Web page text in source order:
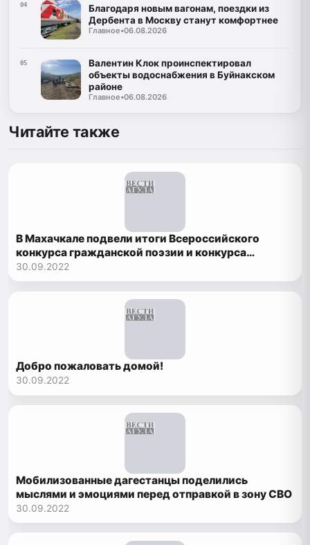
04
Благодаря новым вагонам, поездки из
Дербента в Москву станут комфортнее
Главное•06.08.2026
05
Валентин Клок проинспектировал
объекты водоснабжения в Буйнакском
районе
Главное•06.08.2026
Читайте также
В Махачкале подвели итоги Всероссийского
конкурса гражданской поэзии и конкурса
переводчиков имени Эфенди Капиева
30.09.2022
Добро пожаловать домой!
30.09.2022
Мобилизованные дагестанцы поделились
мыслями и эмоциями перед отправкой в зону СВО
30.09.2022